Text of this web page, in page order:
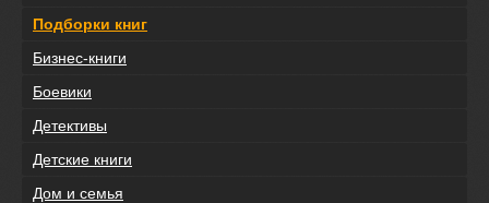
Подборки книг
Бизнес-книги
Боевики
Детективы
Детские книги
Дом и семья